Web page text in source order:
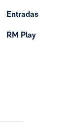
Entradas
RM Play